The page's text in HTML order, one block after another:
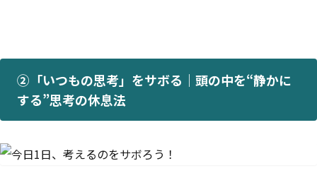
②「いつもの思考」をサボる｜頭の中を“静かに
する”思考の休息法